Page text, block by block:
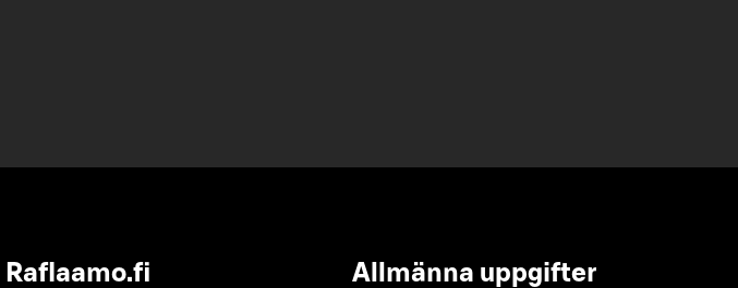
Raflaamo.fi Allmänna uppgifter